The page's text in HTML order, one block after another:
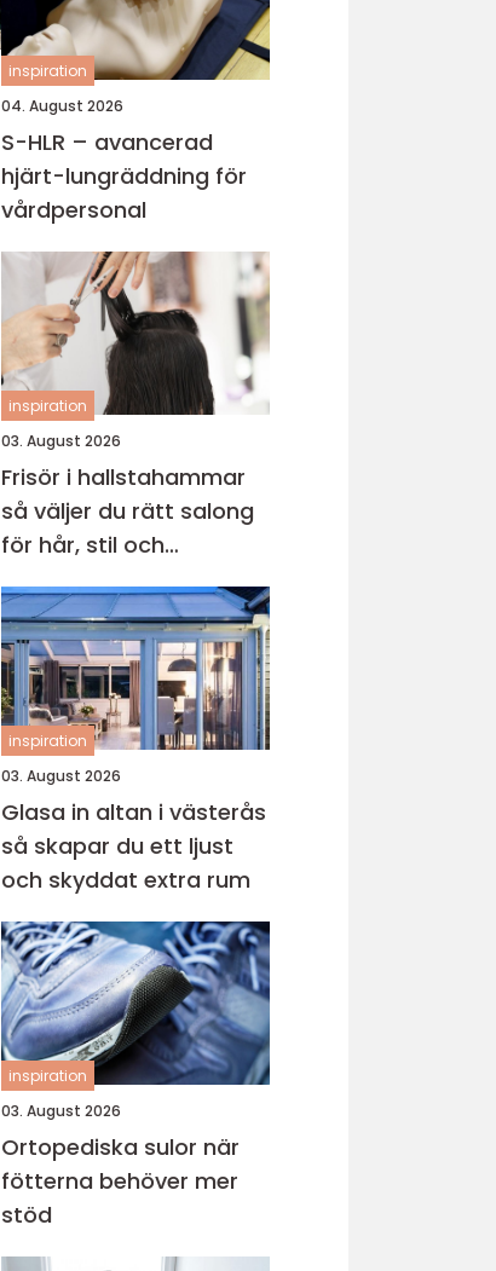
inspiration
04. August 2026
S-HLR – avancerad
hjärt-lungräddning för
vårdpersonal
inspiration
03. August 2026
Frisör i hallstahammar
så väljer du rätt salong
för hår, stil och
välmående
inspiration
03. August 2026
Glasa in altan i västerås
så skapar du ett ljust
och skyddat extra rum
inspiration
03. August 2026
Ortopediska sulor när
fötterna behöver mer
stöd